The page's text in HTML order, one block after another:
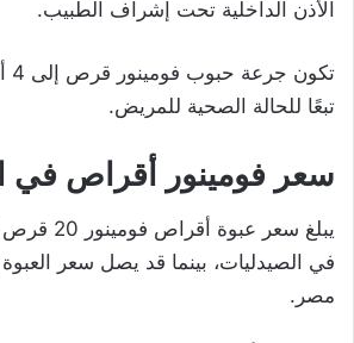
الأذن الداخلية تحت إشراف الطبيب.
تبعًا للحالة الصحية للمريض.
سعر فومينور أقراص في
مصر.